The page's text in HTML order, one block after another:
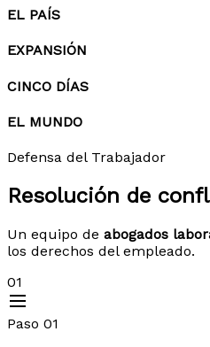
EL PAÍS
EXPANSIÓN
CINCO DÍAS
EL MUNDO
Defensa del Trabajador
Resolución de
Un equipo de abogados
los derechos del empleado.
01
Paso 01